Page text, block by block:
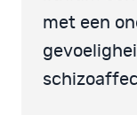
met een